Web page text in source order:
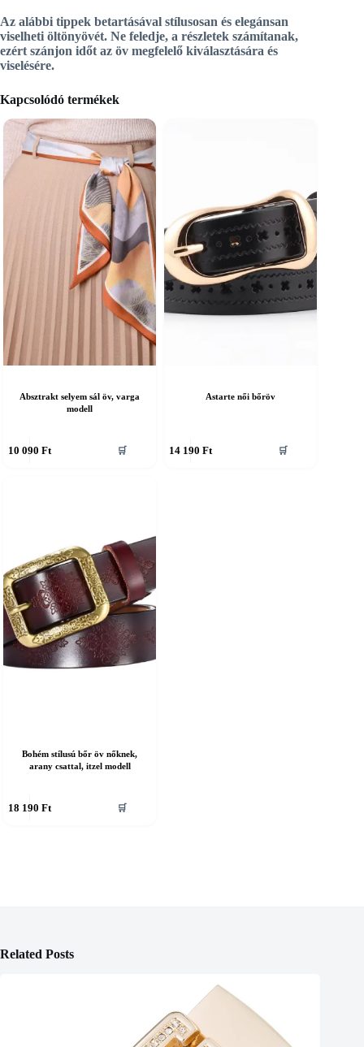
Az alábbi tippek betartásával stílusosan és elegánsan
viselheti öltönyövét. Ne feledje, a részletek számítanak,
ezért szánjon időt az öv megfelelő kiválasztására és
viselésére.
Kapcsolódó termékek
Absztrakt selyem sál öv, varga
modell
10 090 Ft 🛒
Astarte női bőröv
14 190 Ft 🛒
változatok
termékoldalon
választhatók
Bohém stílusú bőr öv nőknek,
arany csattal, itzel modell
18 190 Ft 🛒
Related Posts